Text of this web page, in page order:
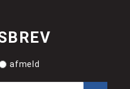
afmeld